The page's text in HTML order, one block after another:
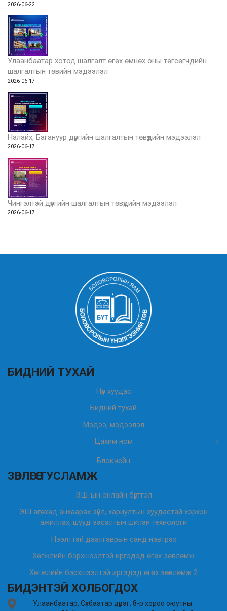
2026-06-22
Улаанбаатар хотод шалгалт өгөх өмнөх оны төгсөгчдийн
шалгалтын төвийн мэдээлэл
2026-06-17
Налайх, Багануур дүүргийн шалгалтын төвүүдийн мэдээлэл
2026-06-17
Чингэлтэй дүүргийн шалгалтын төвүүдийн мэдээлэл
2026-06-17
БИДНИЙ ТУХАЙ
Нүүр хуудас
Бидний тухай
Мэдээ, мэдээлэл
Цахим ном
Блокчейн
ЗӨВЛӨГӨӨ ТУСЛАМЖ
ЭШ-ын онлайн бүртгэл
ЭШ өгөхөд анхаарах зүйл, хариултын хуудастай хэрхэн
ажиллах, шууд засалтын шилэн технологи
Нээлттэй даалгаврын санд нэвтрэх
Хөгжлийн бэрхшээлтэй иргэдэд өгөх зөвлөмж
Хөгжлийн бэрхшээлтэй иргэдэд өгөх зөвлөмж 2
БИДЭНТЭЙ ХОЛБОГДОХ
Улаанбаатар, Сүхбаатар дүүрэг, 8-р хороо оюутны